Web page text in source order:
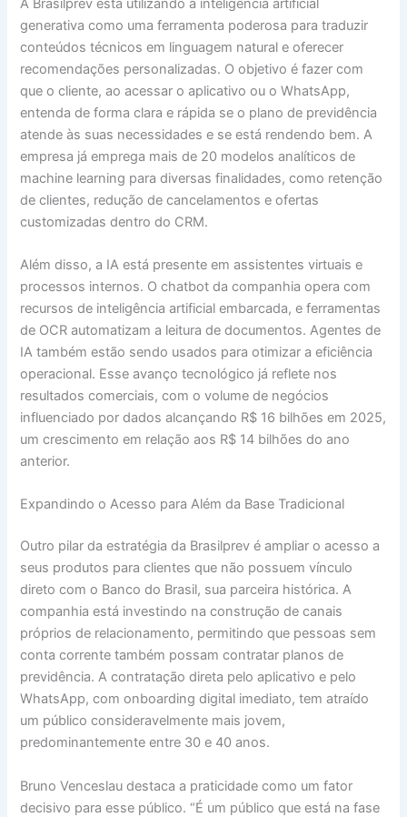
A Brasilprev está utilizando a inteligência artificial
generativa como uma ferramenta poderosa para traduzir
conteúdos técnicos em linguagem natural e oferecer
recomendações personalizadas. O objetivo é fazer com
que o cliente, ao acessar o aplicativo ou o WhatsApp,
entenda de forma clara e rápida se o plano de previdência
atende às suas necessidades e se está rendendo bem. A
empresa já emprega mais de 20 modelos analíticos de
machine learning para diversas finalidades, como retenção
de clientes, redução de cancelamentos e ofertas
customizadas dentro do CRM.
Além disso, a IA está presente em assistentes virtuais e
processos internos. O chatbot da companhia opera com
recursos de inteligência artificial embarcada, e ferramentas
de OCR automatizam a leitura de documentos. Agentes de
IA também estão sendo usados para otimizar a eficiência
operacional. Esse avanço tecnológico já reflete nos
resultados comerciais, com o volume de negócios
influenciado por dados alcançando R$ 16 bilhões em 2025,
um crescimento em relação aos R$ 14 bilhões do ano
anterior.
Expandindo o Acesso para Além da Base Tradicional
Outro pilar da estratégia da Brasilprev é ampliar o acesso a
seus produtos para clientes que não possuem vínculo
direto com o Banco do Brasil, sua parceira histórica. A
companhia está investindo na construção de canais
próprios de relacionamento, permitindo que pessoas sem
conta corrente também possam contratar planos de
previdência. A contratação direta pelo aplicativo e pelo
WhatsApp, com onboarding digital imediato, tem atraído
um público consideravelmente mais jovem,
predominantemente entre 30 e 40 anos.
Bruno Venceslau destaca a praticidade como um fator
decisivo para esse público. “É um público que está na fase